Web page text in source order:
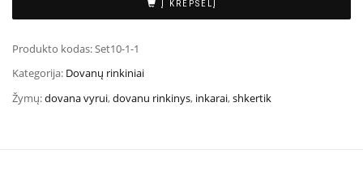
Į KREPŠELĮ
Produkto kodas:Set10-1-1
Kategorija: Dovanų rinkiniai
Žymų:dovana vyrui,dovanu rinkinys, inkarai,shkertik